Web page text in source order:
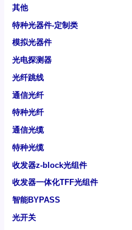
其他
特种光器件-定制类
模拟光器件
光电探测器
光纤跳线
通信光纤
特种光纤
通信光缆
特种光缆
收发器z-block光组件
收发器一体化TFF光组件
智能BYPASS
光开关